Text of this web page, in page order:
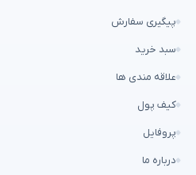
پیگیری سفارش
سبد خرید
علاقه مندی ها
کیف پول
پروفایل
درباره ما